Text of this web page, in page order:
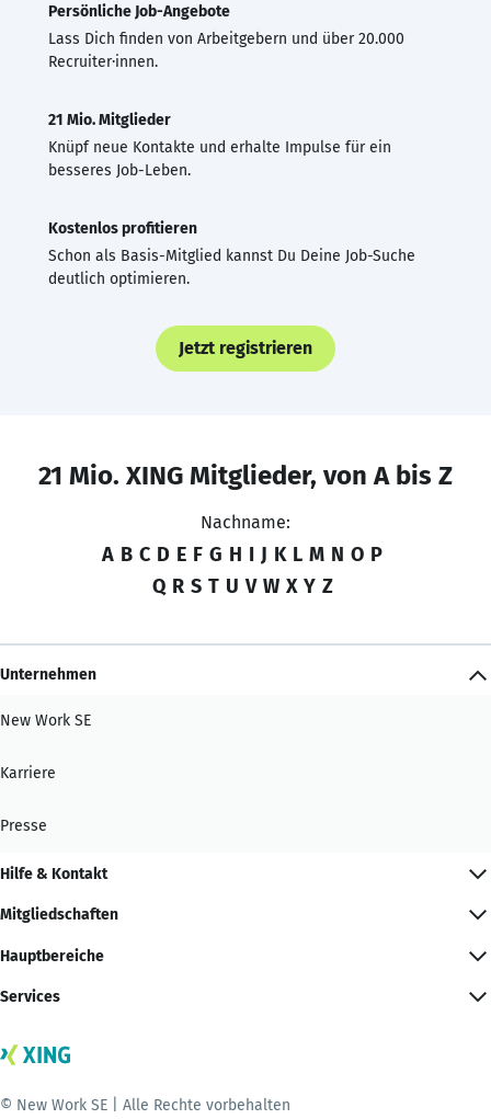
Persönliche Job-Angebote
Lass Dich finden von Arbeitgebern und über 20.000
Recruiter·innen.
21 Mio. Mitglieder
Knüpf neue Kontakte und erhalte Impulse für ein
besseres Job-Leben.
Kostenlos profitieren
Schon als Basis-Mitglied kannst Du Deine Job-Suche
deutlich optimieren.
Jetzt registrieren
21 Mio. XING Mitglieder, von A bis Z
Nachname:
A B C D E F G H I J K L M N O P
Q R S T U V W X Y Z
Unternehmen
New Work SE
Karriere
Presse
Hilfe & Kontakt
Mitgliedschaften
Hauptbereiche
Services
© New Work SE | Alle Rechte vorbehalten